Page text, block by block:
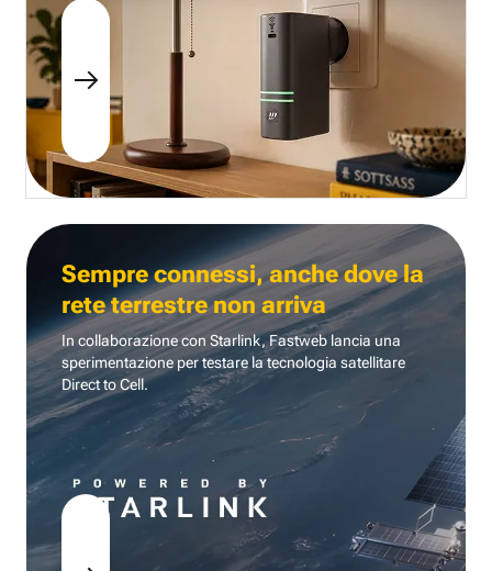
Sempre connessi, anche dove la
rete terrestre non arriva
In collaborazione con Starlink, Fastweb lancia una
sperimentazione per testare la tecnologia satellitare
Direct to Cell.